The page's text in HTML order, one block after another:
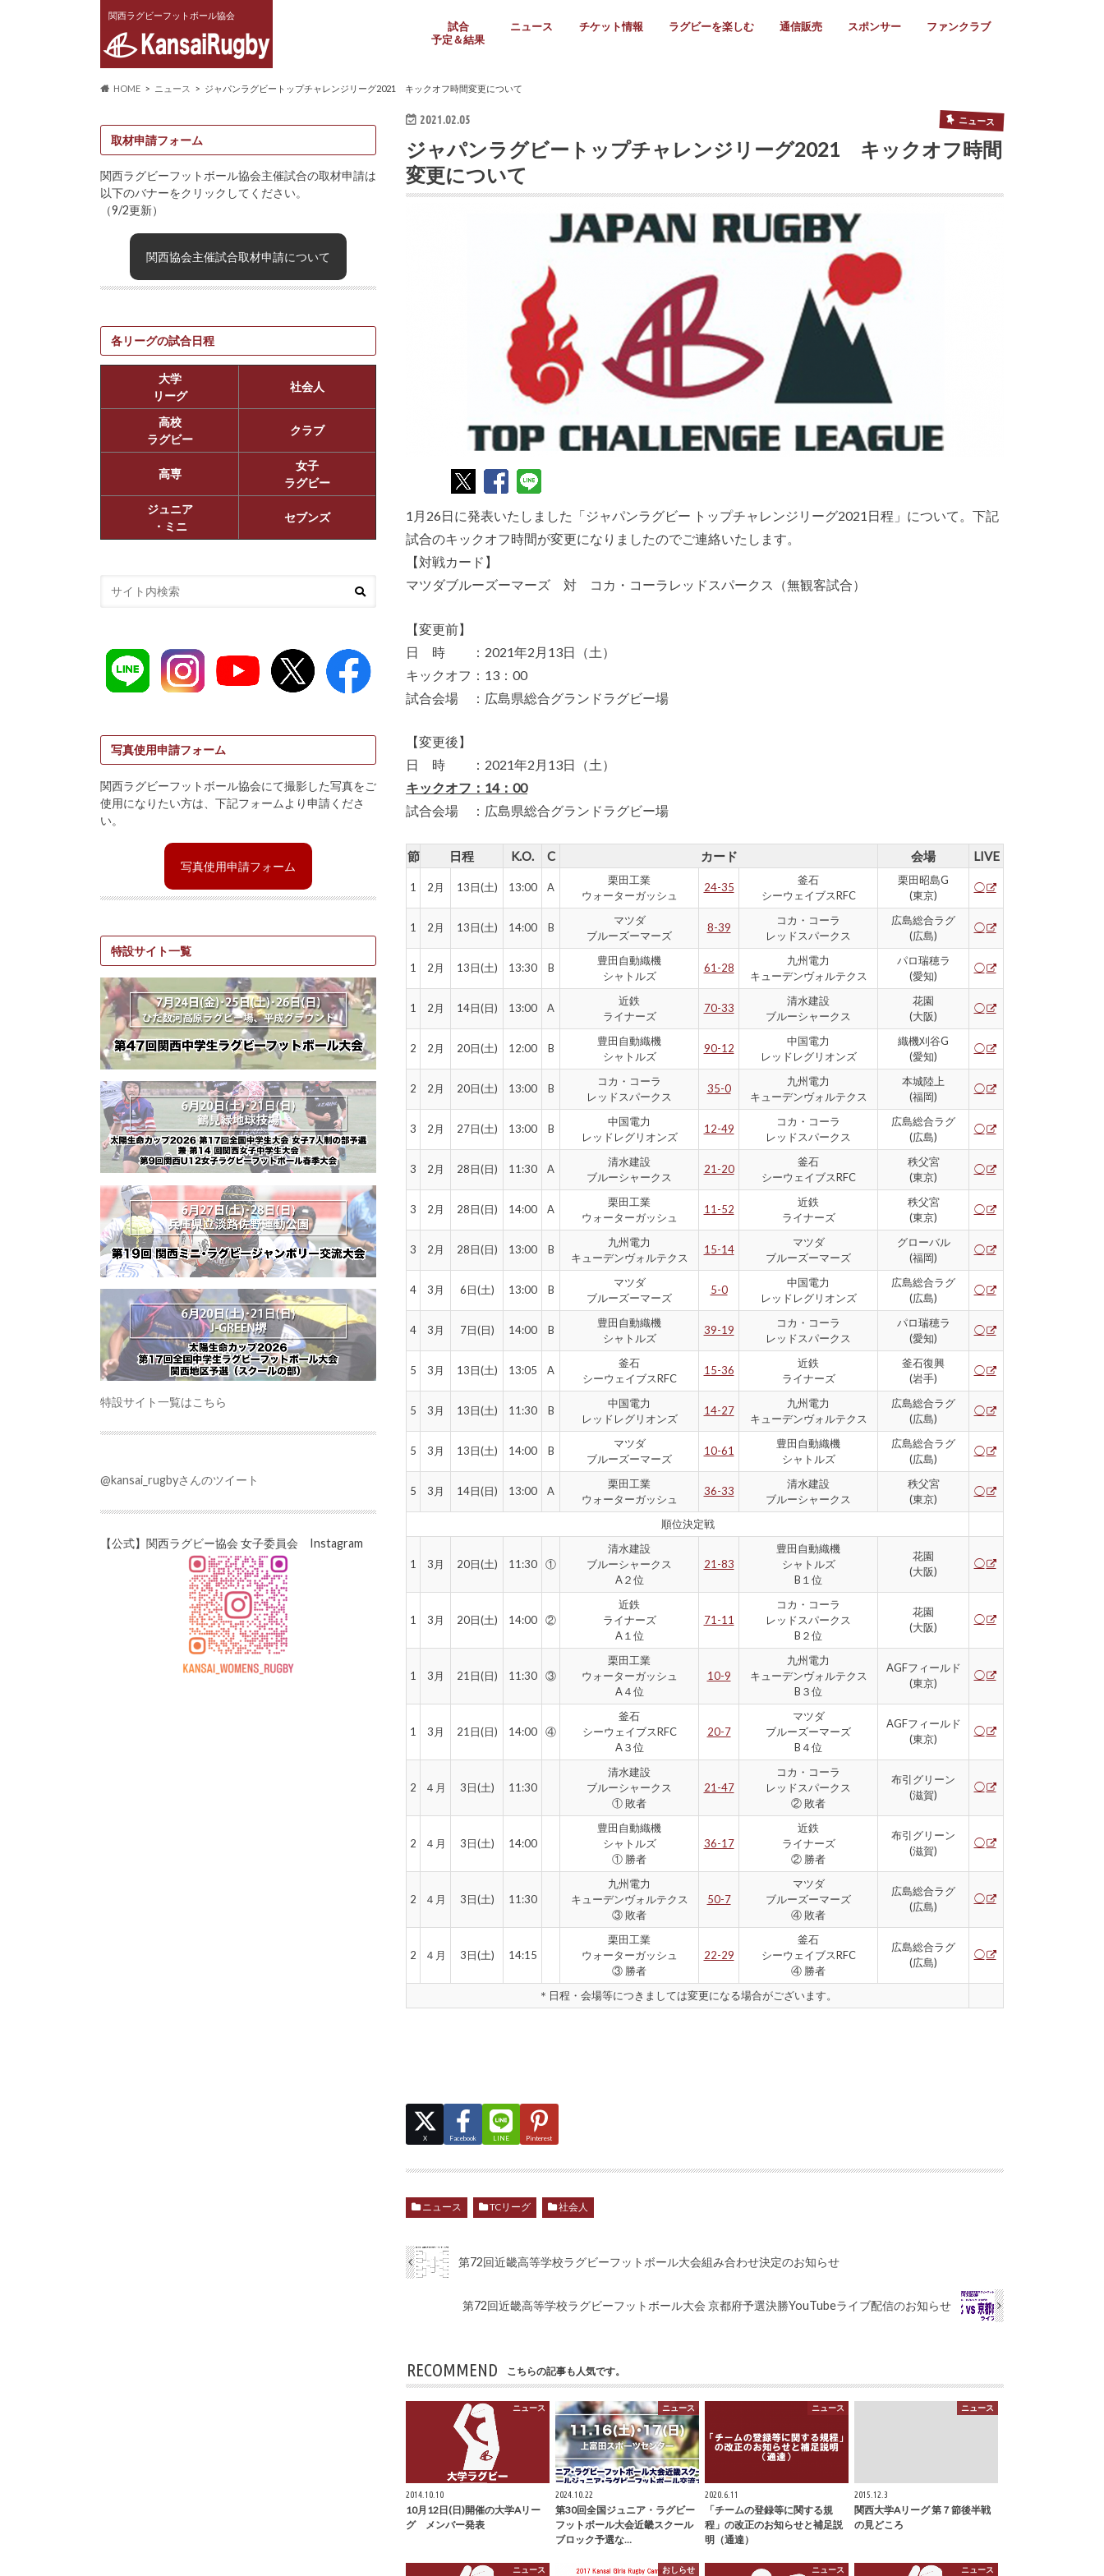
関西ラグビーフットボール協会
試合
予定＆結果
ニュース チケット情報 ラグビーを楽しむ 通信販売 スポンサー ファンクラブ
HOME ニュース ジャパンラグビートップチャレンジリーグ2021 キックオフ時間変更について
2021.02.05 ニュース
ジャパンラグビートップチャレンジリーグ2021 キックオフ時間
変更について
1月26日に発表いたしました「ジャパンラグビー トップチャレンジリーグ2021日程」について。下記
試合のキックオフ時間が変更になりましたのでご連絡いたします。
【対戦カード】
マツダブルーズーマーズ 対 コカ・コーラレッドスパークス（無観客試合）
【変更前】
日 時 ：2021年2月13日（土）
キックオフ：13：00
試合会場 ：広島県総合グランドラグビー場
【変更後】
日 時 ：2021年2月13日（土）
キックオフ：14：00
試合会場 ：広島県総合グランドラグビー場
節 日程 K.O. C カード 会場 LIVE
1 2月 13日(土) 13:00 A
栗田工業
ウォーターガッシュ
24-35
釜石
シーウェイブスRFC
栗田昭島G
(東京)
◯
1 2月 13日(土) 14:00 B
マツダ
ブルーズーマーズ
8-39
コカ・コーラ
レッドスパークス
広島総合ラグ
(広島)
◯
1 2月 13日(土) 13:30 B
豊田自動織機
シャトルズ
61-28
九州電力
キューデンヴォルテクス
パロ瑞穂ラ
(愛知)
◯
1 2月 14日(日) 13:00 A
近鉄
ライナーズ
70-33
清水建設
ブルーシャークス
花園
(大阪)
◯
2 2月 20日(土) 12:00 B
豊田自動織機
シャトルズ
90-12
中国電力
レッドレグリオンズ
織機刈谷G
(愛知)
◯
2 2月 20日(土) 13:00 B
コカ・コーラ
レッドスパークス
35-0
九州電力
キューデンヴォルテクス
本城陸上
(福岡)
◯
3 2月 27日(土) 13:00 B
中国電力
レッドレグリオンズ
12-49
コカ・コーラ
レッドスパークス
広島総合ラグ
(広島)
◯
3 2月 28日(日) 11:30 A
清水建設
ブルーシャークス
21-20
釜石
シーウェイブスRFC
秩父宮
(東京)
◯
3 2月 28日(日) 14:00 A
栗田工業
ウォーターガッシュ
11-52
近鉄
ライナーズ
秩父宮
(東京)
◯
3 2月 28日(日) 13:00 B
九州電力
キューデンヴォルテクス
15-14
マツダ
ブルーズーマーズ
グローバル
(福岡)
◯
4 3月 6日(土) 13:00 B
マツダ
ブルーズーマーズ
5-0
中国電力
レッドレグリオンズ
広島総合ラグ
(広島)
◯
4 3月 7日(日) 14:00 B
豊田自動織機
シャトルズ
39-19
コカ・コーラ
レッドスパークス
パロ瑞穂ラ
(愛知)
◯
5 3月 13日(土) 13:05 A
釜石
シーウェイブスRFC
15-36
近鉄
ライナーズ
釜石復興
(岩手)
◯
5 3月 13日(土) 11:30 B
中国電力
レッドレグリオンズ
14-27
九州電力
キューデンヴォルテクス
広島総合ラグ
(広島)
◯
5 3月 13日(土) 14:00 B
マツダ
ブルーズーマーズ
10-61
豊田自動織機
シャトルズ
広島総合ラグ
(広島)
◯
5 3月 14日(日) 13:00 A
栗田工業
ウォーターガッシュ
36-33
清水建設
ブルーシャークス
秩父宮
(東京)
◯
順位決定戦
1 3月 20日(土) 11:30 ①
清水建設
ブルーシャークス
A２位
21-83
豊田自動織機
シャトルズ
B１位
花園
(大阪)
◯
1 3月 20日(土) 14:00 ②
近鉄
ライナーズ
A１位
71-11
コカ・コーラ
レッドスパークス
B２位
花園
(大阪)
◯
1 3月 21日(日) 11:30 ③
栗田工業
ウォーターガッシュ
A４位
10-9
九州電力
キューデンヴォルテクス
B３位
AGFフィールド
(東京)
◯
1 3月 21日(日) 14:00 ④
釜石
シーウェイブスRFC
A３位
20-7
マツダ
ブルーズーマーズ
B４位
AGFフィールド
(東京)
◯
2 ４月 3日(土) 11:30
清水建設
ブルーシャークス
① 敗者
21-47
コカ・コーラ
レッドスパークス
② 敗者
布引グリーン
(滋賀)
◯
2 ４月 3日(土) 14:00
豊田自動織機
シャトルズ
① 勝者
36-17
近鉄
ライナーズ
② 勝者
布引グリーン
(滋賀)
◯
2 ４月 3日(土) 11:30
九州電力
キューデンヴォルテクス
③ 敗者
50-7
マツダ
ブルーズーマーズ
④ 敗者
広島総合ラグ
(広島)
◯
2 ４月 3日(土) 14:15
栗田工業
ウォーターガッシュ
③ 勝者
22-29
釜石
シーウェイブスRFC
④ 勝者
広島総合ラグ
(広島)
◯
＊日程・会場等につきましては変更になる場合がございます。
X Facebook LINE Pinterest
ニュース TCリーグ 社会人
第72回近畿高等学校ラグビーフットボール大会組み合わせ決定のお知らせ
第72回近畿高等学校ラグビーフットボール大会 京都府予選決勝YouTubeライブ配信のお知らせ
RECOMMEND こちらの記事も人気です。
ニュース
2014.10.10
10月12日(日)開催の大学Aリー
グ メンバー発表
ニュース
2024.10.22
第30回全国ジュニア・ラグビー
フットボール大会近畿スクール
ブロック予選な…
ニュース
2020.6.11
「チームの登録等に関する規
程」の改正のお知らせと補足説
明（通達）
ニュース
2015.12.3
関西大学Aリーグ 第７節後半戦
の見どころ
ニュース おしらせ ニュース ニュース
取材申請フォーム
関西ラグビーフットボール協会主催試合の取材申請は
以下のバナーをクリックしてください。
（9/2更新）
関西協会主催試合取材申請について
各リーグの試合日程
大学
リーグ
社会人
高校
ラグビー
クラブ
高専
女子
ラグビー
ジュニア
・ミニ
セブンズ
写真使用申請フォーム
関西ラグビーフットボール協会にて撮影した写真をご
使用になりたい方は、下記フォームより申請くださ
い。
写真使用申請フォーム
特設サイト一覧
特設サイト一覧はこちら
@kansai_rugbyさんのツイート
【公式】関西ラグビー協会 女子委員会 Instagram